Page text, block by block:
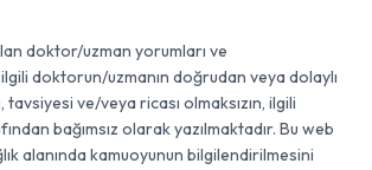
doktor/uzman yorumları ve
doktorun/uzmanın doğrudan veya dolaylı
ve/veya ricası olmaksızın, ilgili
bağımsız olarak yazılmaktadır. Bu web
alanında kamuoyunun bilgilendirilmesini